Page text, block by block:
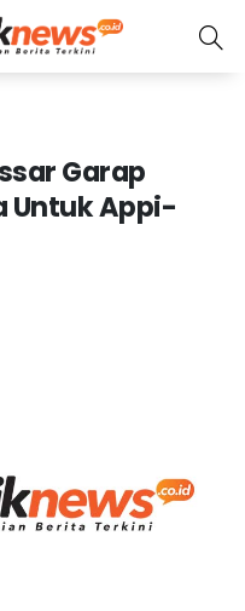
Garap
Untuk Appi-